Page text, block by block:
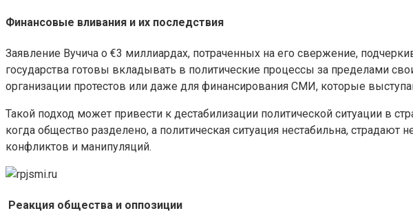
Финансовые вливания и их последствия
Заявление Вучича о €3 миллиардах, потраченных на его свержение,
государства готовы вкладывать в политические процессы за пределами
организации протестов или даже для финансирования СМИ, которые
Такой подход может привести к дестабилизации политической ситуации в
когда общество разделено, а политическая ситуация нестабильна,
конфликтов и манипуляций.
Реакция общества и оппозиции